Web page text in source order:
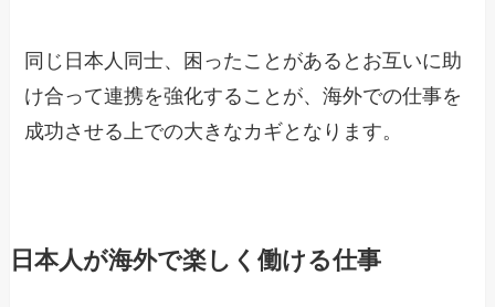
同じ日本人同士、困ったことがあるとお互いに助
け合って連携を強化することが、海外での仕事を
成功させる上での大きなカギとなります。
日本人が海外で楽しく働ける仕事